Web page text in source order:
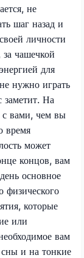
не
шаг назад и
личности
чашечкой
для
нужно играть
заметит. На
с вами, чем вы
время
может
концов, вам
основное
физического
которые
или
вам
и на тонкие